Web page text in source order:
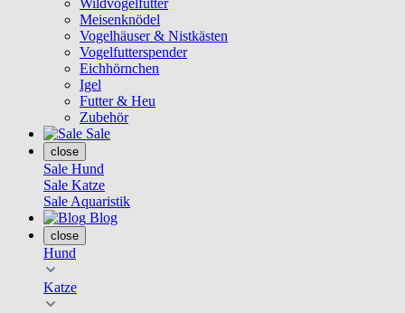
Wildvogelfutter
Meisenknödel
Vogelhäuser & Nistkästen
Vogelfutterspender
Eichhörnchen
Igel
Futter & Heu
Zubehör
Sale
close
Sale Hund
Sale Katze
Sale Aquaristik
Blog
close
Hund
Katze